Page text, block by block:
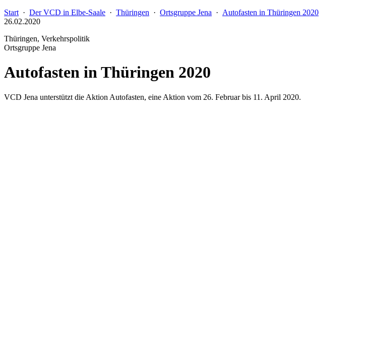
Start · Der VCD in Elbe-Saale · Thüringen · Ortsgruppe Jena · Autofasten in Thüringen 2020
26.02.2020
Thüringen, Verkehrspolitik
Ortsgruppe Jena
Autofasten in Thüringen 2020
VCD Jena unterstützt die Aktion Autofasten, eine Aktion vom 26. Februar bis 11. April 2020.